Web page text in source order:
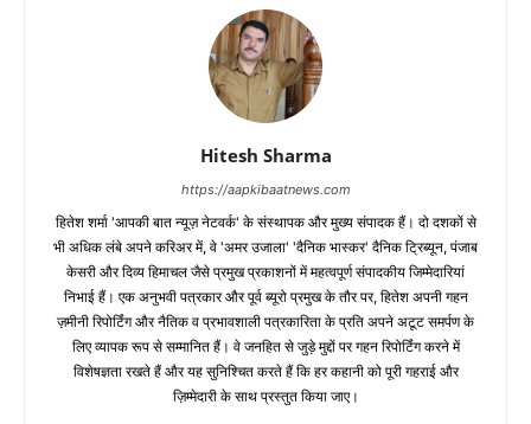
Hitesh Sharma
https://aapkibaatnews.com
हितेश शर्मा 'आपकी बात न्यूज़ नेटवर्क' के संस्थापक और मुख्य संपादक हैं। दो दशकों से
भी अधिक लंबे अपने करिअर में, वे 'अमर उजाला' 'दैनिक भास्कर' दैनिक ट्रिब्यून, पंजाब
केसरी और दिव्य हिमाचल जैसे प्रमुख प्रकाशनों में महत्वपूर्ण संपादकीय जिम्मेदारियां
निभाई हैं। एक अनुभवी पत्रकार और पूर्व ब्यूरो प्रमुख के तौर पर, हितेश अपनी गहन
ज़मीनी रिपोर्टिंग और नैतिक व प्रभावशाली पत्रकारिता के प्रति अपने अटूट समर्पण के
लिए व्यापक रूप से सम्मानित हैं। वे जनहित से जुड़े मुद्दों पर गहन रिपोर्टिंग करने में
विशेषज्ञता रखते हैं और यह सुनिश्चित करते हैं कि हर कहानी को पूरी गहराई और
ज़िम्मेदारी के साथ प्रस्तुत किया जाए।